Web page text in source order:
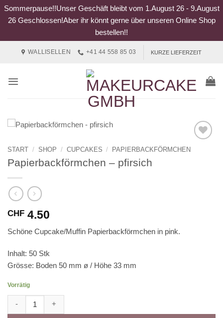
Sommerpause!!Unser Geschäft bleibt vom 1.August 26 - 9.August
26 Geschlossen!Aber ihr könnt gerne über unseren Online Shop
bestellen!!
WALLISELLEN +41 44 558 85 03 KURZE LIEFERZEIT
START / SHOP / CUPCAKES / PAPIERBACKFÖRMCHEN
Papierbackförmchen – pfirsich
CHF 4.50
Schöne Cupcake/Muffin Papierbackförmchen in pink.
Inhalt: 50 Stk
Grösse: Boden 50 mm ø / Höhe 33 mm
Vorrätig